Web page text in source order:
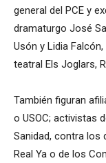
general del PCE y
dramaturgo José
Usón y Lidia
teatral Els Joglars,
También figuran
o USOC; activistas
Sanidad, contra los
Real Ya o de los